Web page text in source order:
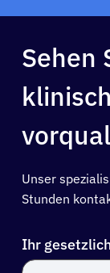
Sehen
Unser
Stunden
Ihr